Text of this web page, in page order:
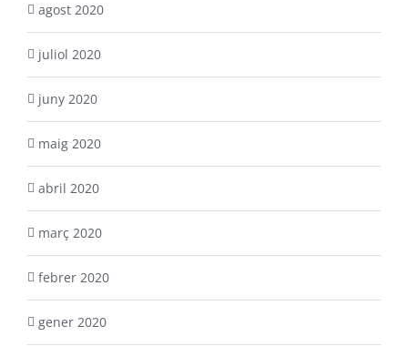
agost 2020
juliol 2020
juny 2020
maig 2020
abril 2020
març 2020
febrer 2020
gener 2020